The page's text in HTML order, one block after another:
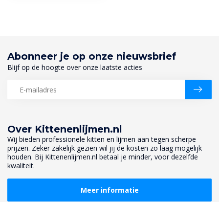
Over Kittenenlijmen.nl
Wij bieden professionele kitten en lijmen aan tegen scherpe
prijzen. Zeker zakelijk gezien wil jij de kosten zo laag mogelijk
houden. Bij Kittenenlijmen.nl betaal je minder, voor dezelfde
kwaliteit.
Meer informatie
Abonneer je op onze nieuwsbrief
Blijf op de hoogte over onze laatste acties